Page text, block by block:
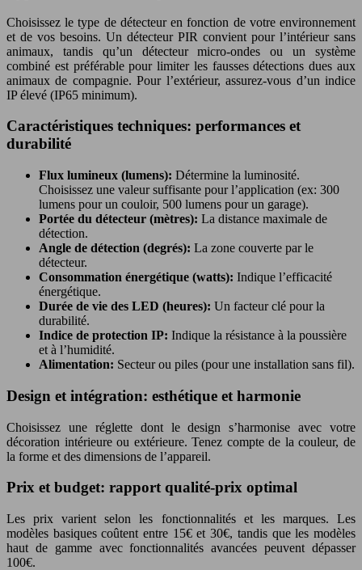
Choisissez le type de détecteur en fonction de votre environnement
et de vos besoins. Un détecteur PIR convient pour l’intérieur sans
animaux, tandis qu’un détecteur micro-ondes ou un système
combiné est préférable pour limiter les fausses détections dues aux
animaux de compagnie. Pour l’extérieur, assurez-vous d’un indice
IP élevé (IP65 minimum).
Caractéristiques techniques: performances et
durabilité
Flux lumineux (lumens): Détermine la luminosité.
Choisissez une valeur suffisante pour l’application (ex: 300
lumens pour un couloir, 500 lumens pour un garage).
Portée du détecteur (mètres): La distance maximale de
détection.
Angle de détection (degrés): La zone couverte par le
détecteur.
Consommation énergétique (watts): Indique l’efficacité
énergétique.
Durée de vie des LED (heures): Un facteur clé pour la
durabilité.
Indice de protection IP: Indique la résistance à la poussière
et à l’humidité.
Alimentation: Secteur ou piles (pour une installation sans fil).
Design et intégration: esthétique et harmonie
Choisissez une réglette dont le design s’harmonise avec votre
décoration intérieure ou extérieure. Tenez compte de la couleur, de
la forme et des dimensions de l’appareil.
Prix et budget: rapport qualité-prix optimal
Les prix varient selon les fonctionnalités et les marques. Les
modèles basiques coûtent entre 15€ et 30€, tandis que les modèles
haut de gamme avec fonctionnalités avancées peuvent dépasser
100€.